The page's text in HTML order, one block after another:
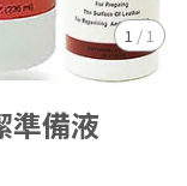
1 / 1
準備液